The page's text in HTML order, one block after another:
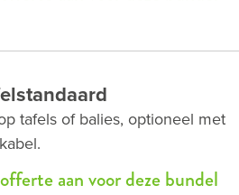
tafels of balies, optioneel met
aan voor deze bundel